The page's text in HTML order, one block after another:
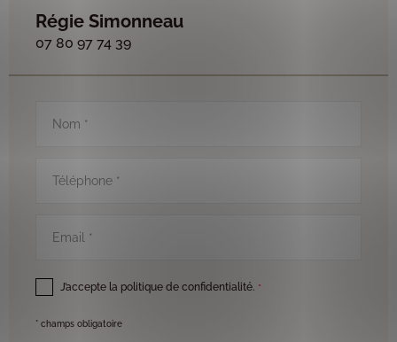
Régie Simonneau
07 80 97 74 39
J’accepte la politique de confidentialité. *
* champs obligatoire